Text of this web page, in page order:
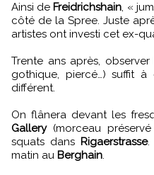
Ainsi de Freidrichshain, «
côté de la Spree. Juste
artistes ont investi cet ex-
Trente ans après,
gothique, piercé…) suffit à
différent.
On flânera devant les
Gallery(morceau
squats dans Rigaerstrasse.
matin au Berghain.